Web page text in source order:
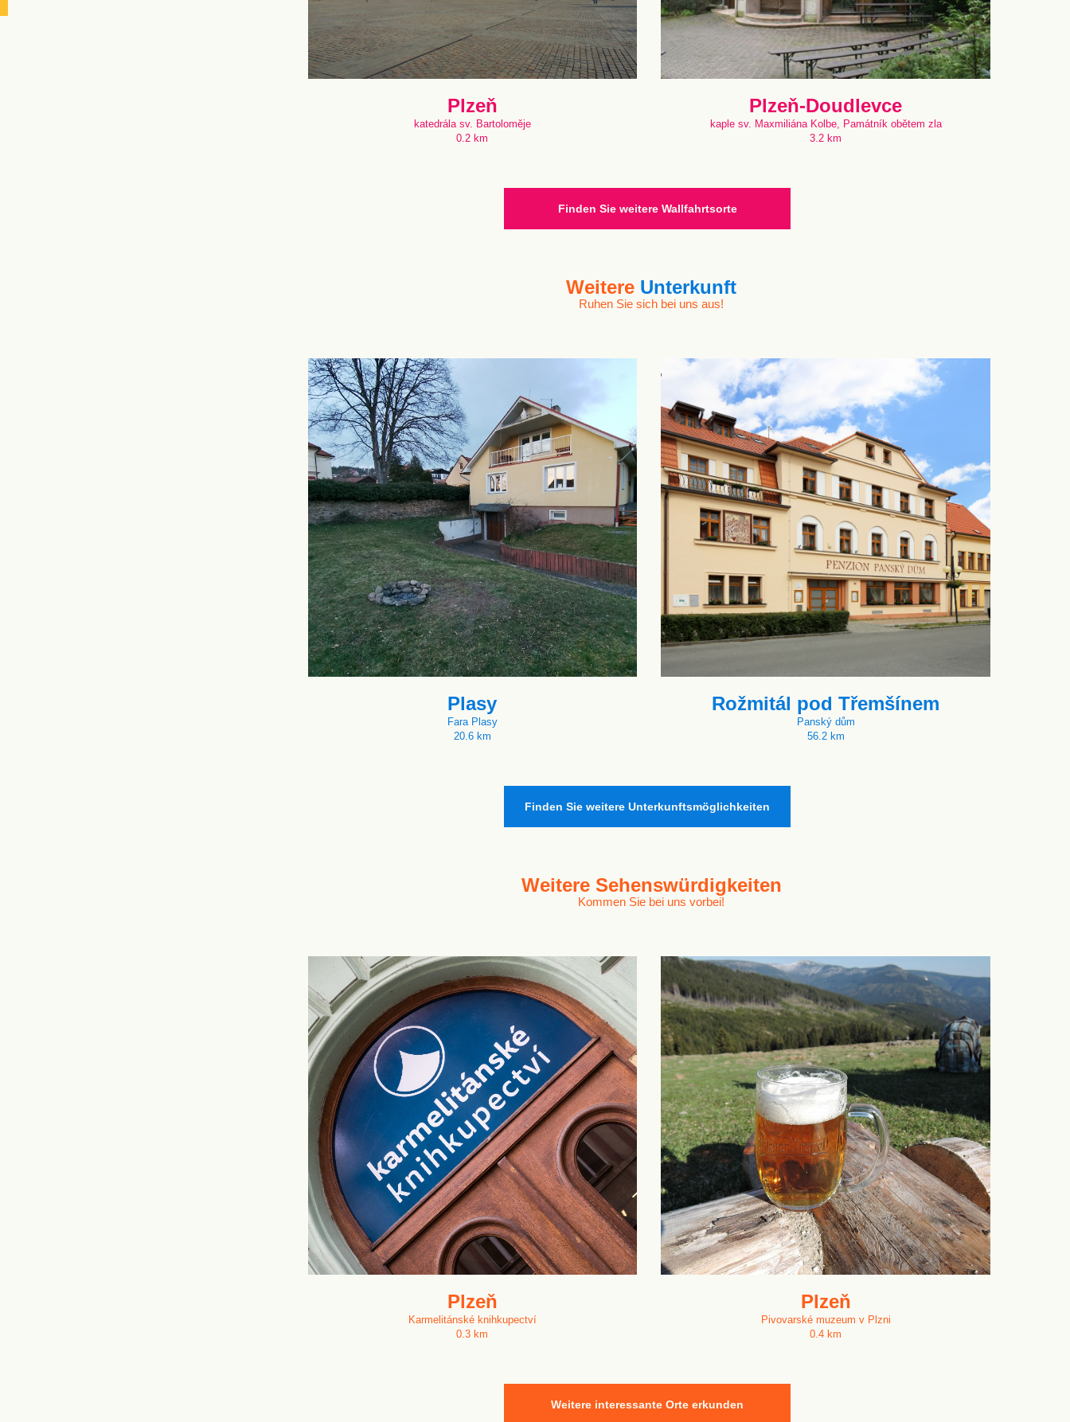
Plzeň
katedrála sv. Bartoloměje
0.2 km
Plzeň-Doudlevce
kaple sv. Maxmiliána Kolbe, Památník obětem zla
3.2 km
Finden Sie weitere Wallfahrtsorte
Weitere Unterkunft
Ruhen Sie sich bei uns aus!
Plasy
Fara Plasy
20.6 km
Rožmitál pod Třemšínem
Panský dům
56.2 km
Finden Sie weitere Unterkunftsmöglichkeiten
Weitere Sehenswürdigkeiten
Kommen Sie bei uns vorbei!
Plzeň
Karmelitánské knihkupectví
0.3 km
Plzeň
Pivovarské muzeum v Plzni
0.4 km
Weitere interessante Orte erkunden